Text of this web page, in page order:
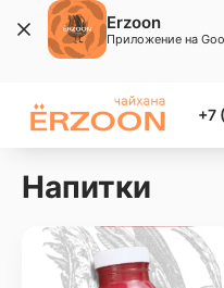
+7
Напитки
Erzoon
Приложение на